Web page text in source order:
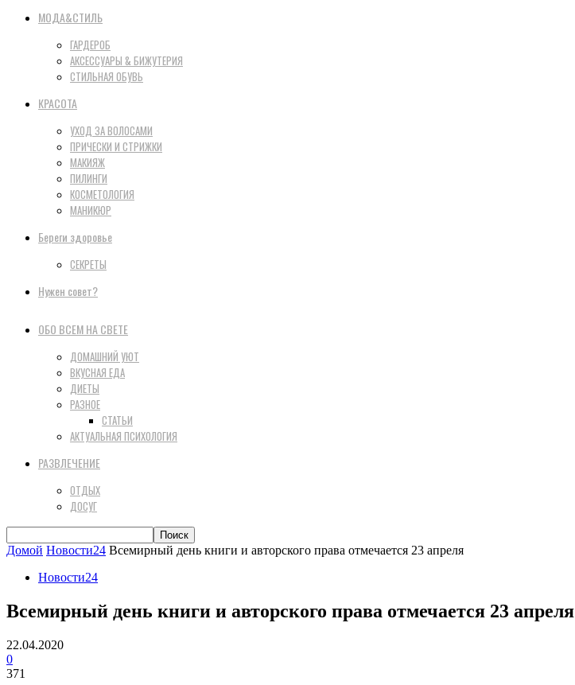
МОДА&СТИЛЬ
ГАРДЕРОБ
АКСЕССУАРЫ & БИЖУТЕРИЯ
СТИЛЬНАЯ ОБУВЬ
КРАСОТА
УХОД ЗА ВОЛОСАМИ
ПРИЧЕСКИ И СТРИЖКИ
МАКИЯЖ
ПИЛИНГИ
КОСМЕТОЛОГИЯ
МАНИКЮР
Береги здоровье
СЕКРЕТЫ
Нужен совет?
ОБО ВСЕМ НА СВЕТЕ
ДОМАШНИЙ УЮТ
ВКУСНАЯ ЕДА
ДИЕТЫ
РАЗНОЕ
СТАТЬИ
АКТУАЛЬНАЯ ПСИХОЛОГИЯ
РАЗВЛЕЧЕНИЕ
ОТДЫХ
ДОСУГ
Домой Новости24 Всемирный день книги и авторского права отмечается 23 апреля
Новости24
Всемирный день книги и авторского права отмечается 23 апреля
22.04.2020
0
371